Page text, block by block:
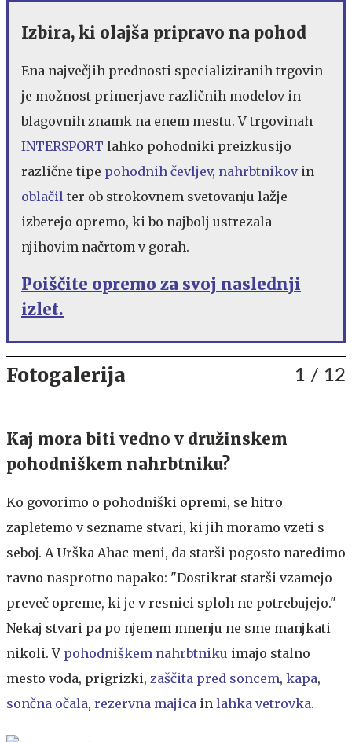
Izbira, ki olajša pripravo na pohod
Ena največjih prednosti specializiranih trgovin
je možnost primerjave različnih modelov in
blagovnih znamk na enem mestu. V trgovinah
INTERSPORT lahko pohodniki preizkusijo
različne tipe pohodnih čevljev, nahrbtnikov in
oblačil ter ob strokovnem svetovanju lažje
izberejo opremo, ki bo najbolj ustrezala
njihovim načrtom v gorah.
Poiščite opremo za svoj naslednji
izlet.
Fotogalerija 1 / 12
Kaj mora biti vedno v družinskem
pohodniškem nahrbtniku?
Ko govorimo o pohodniški opremi, se hitro
zapletemo v sezname stvari, ki jih moramo vzeti s
seboj. A Urška Ahac meni, da starši pogosto naredimo
ravno nasprotno napako: "Dostikrat starši vzamejo
preveč opreme, ki je v resnici sploh ne potrebujejo."
Nekaj stvari pa po njenem mnenju ne sme manjkati
nikoli. V pohodniškem nahrbtniku imajo stalno
mesto voda, prigrizki, zaščita pred soncem, kapa,
sončna očala, rezervna majica in lahka vetrovka.